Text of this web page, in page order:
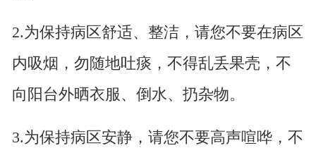
2.为保持病区舒适、整洁，请您不要在病区
内吸烟，勿随地吐痰，不得乱丢果壳，不
向阳台外晒衣服、倒水、扔杂物。
3.为保持病区安静，请您不要高声喧哗，不